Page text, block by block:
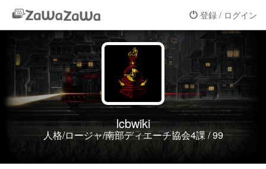
登録 / ログイン
lcbwiki
人格/ロージャ/南部ディエーチ協会4課 / 99